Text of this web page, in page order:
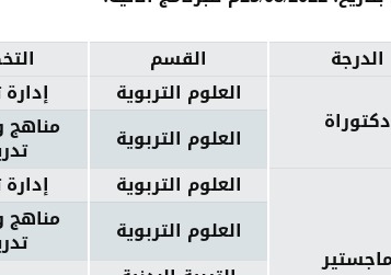
الدرجة القسم
دكتوراة
العلوم التربوية
العلوم التربوية
مناهج
العلوم التربوية
العلوم التربوية
مناهج